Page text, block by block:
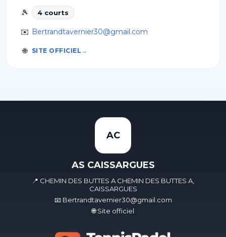
🎾
4 courts
✉️ Bertrandtavernier30@gmail.com
🌐 SITE OFFICIEL
AC
AS CAISSARGUES
📍 CHEMIN DES BUTTES A CHEMIN DES BUTTES A,
CAISSARGUES
📧 Bertrandtavernier30@gmail.com
🌐 Site officiel